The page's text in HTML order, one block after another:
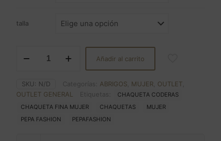
talla
MUJER
Añadir al carrito
SKU: N/D Categorías: ABRIGOS MUJER OUTLET
OUTLET GENERAL
Etiquetas:
CHAQUETA CODERAS
CHAQUETA FINA MUJER
CHAQUETAS
MUJER
PEPA FASHION
PEPAFASHION